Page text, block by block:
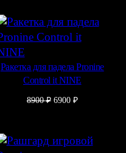
9800 ₽.
Ракетка для падела Pronine
Control it NINE
8900₽ Первоначальная
6900 ₽Текущая